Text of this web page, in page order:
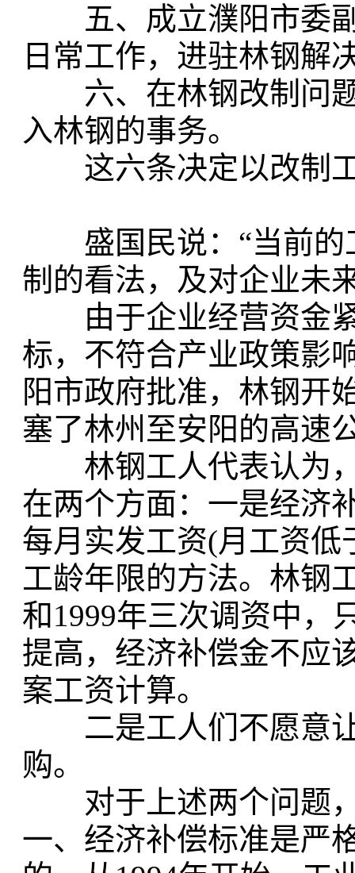
五、成立濮阳市委副
日常工作，进驻林钢解
六、在林钢改制问题
入林钢的事务。
这六条决定以改制工
盛国民说：“当前的
制的看法，及对企业未
由于企业经营资金紧
标，不符合产业政策影
阳市政府批准，林钢开
塞了林州至安阳的高速
林钢工人代表认为，
在两个方面：一是经济
每月实发工资(月工资低
工龄年限的方法。林钢
和1999年三次调资中，
提高，经济补偿金不应
案工资计算。
二是工人们不愿意让
购。
对于上述两个问题，
一、经济补偿标准是严